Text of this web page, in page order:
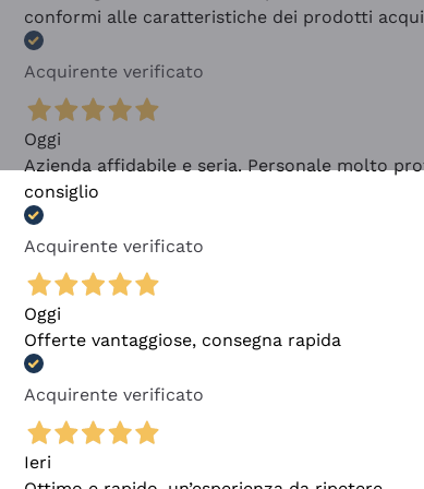
conformi alle caratteristiche dei prodotti
Acquirente verificato
Oggi
Azienda affidabile e seria. Personale molto
consiglio
Acquirente verificato
Oggi
Offerte vantaggiose, consegna rapida
Acquirente verificato
Ieri